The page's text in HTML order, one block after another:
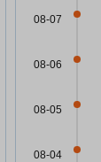
08-07
08-06
08-05
08-04